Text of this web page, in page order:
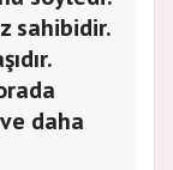
sahibidir.
daha